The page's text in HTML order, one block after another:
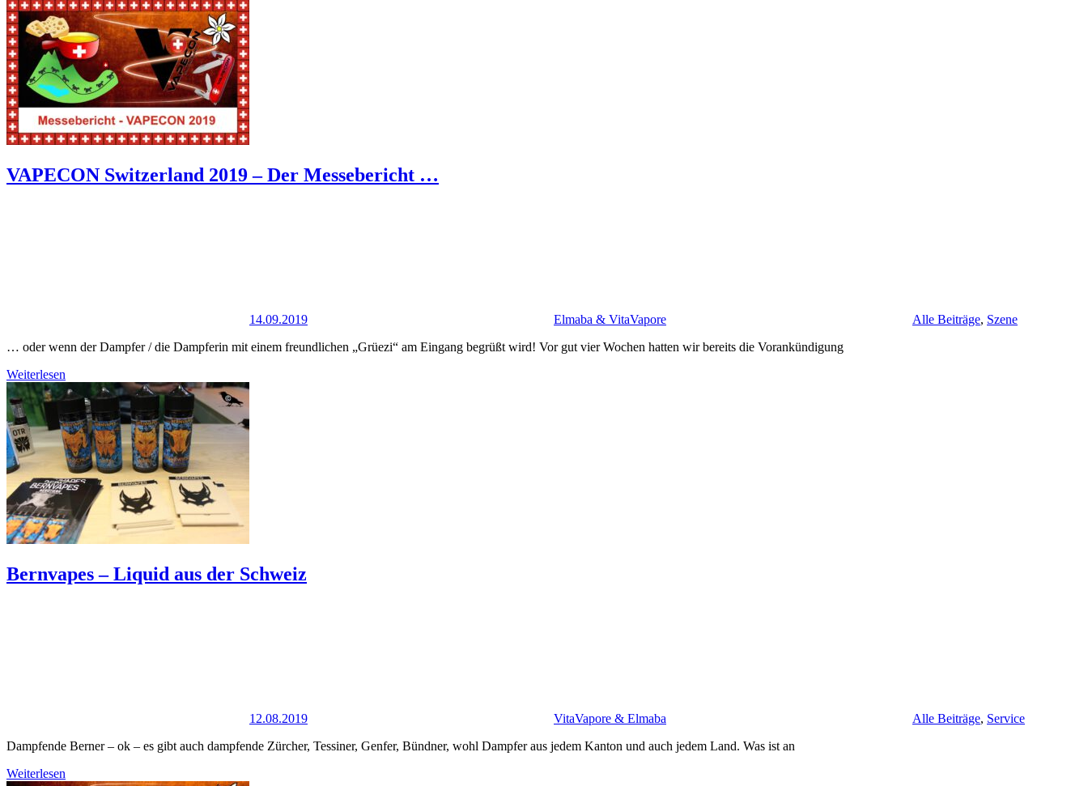
VAPECON Switzerland 2019 – Der Messebericht …
14.09.2019 Elmaba & VitaVapore Alle Beiträge, Szene
… oder wenn der Dampfer / die Dampferin mit einem freundlichen „Grüezi“ am Eingang begrüßt wird! Vor gut vier Wochen hatten wir bereits die Vorankündigung
Weiterlesen
Bernvapes – Liquid aus der Schweiz
12.08.2019 VitaVapore & Elmaba Alle Beiträge, Service
Dampfende Berner – ok – es gibt auch dampfende Zürcher, Tessiner, Genfer, Bündner, wohl Dampfer aus jedem Kanton und auch jedem Land. Was ist an
Weiterlesen